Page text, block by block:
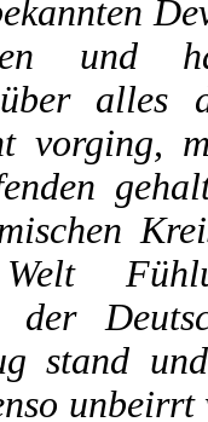
und
alles
vorging,
der
stand
unbeirrt